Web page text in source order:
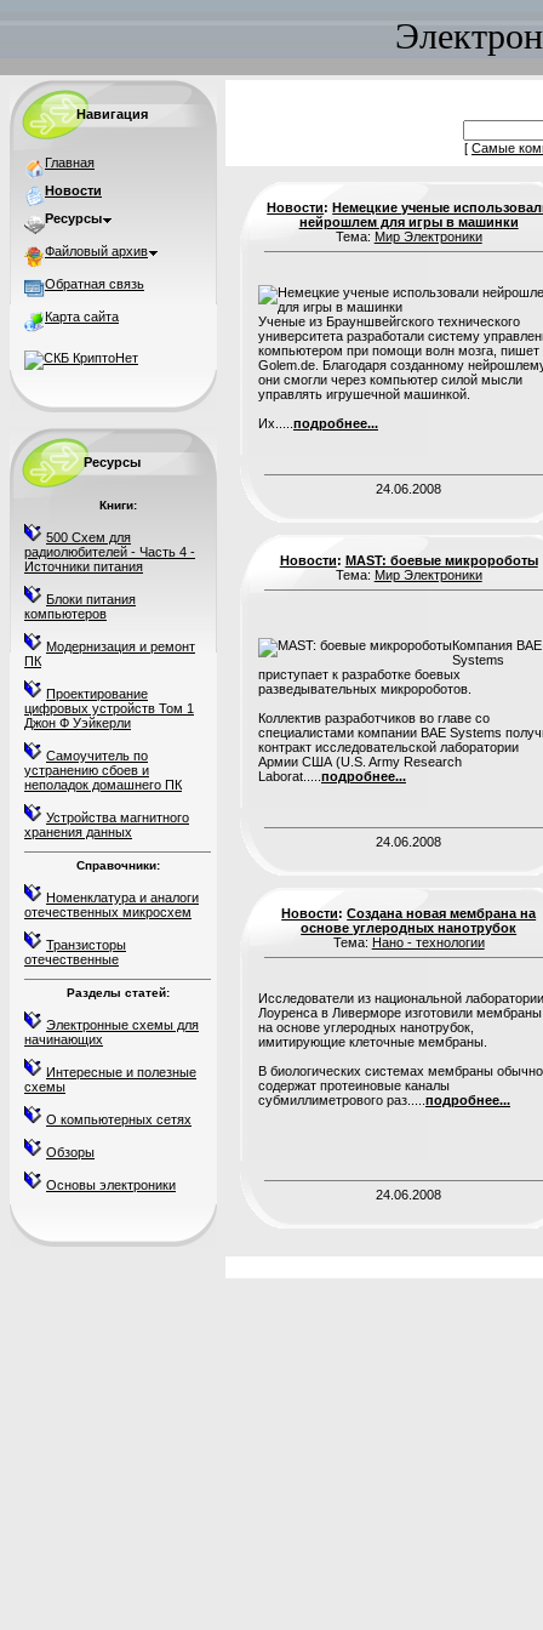
Навигация
Главная
Новости
Ресурсы
Файловый архив
Обратная связь
Карта сайта
Ресурсы
Книги:
500 Схем для
радиолюбителей - Часть 4 -
Источники питания
Блоки питания
компьютеров
Модернизация и ремонт
ПК
Проектирование
цифровых устройств Том 1
Джон Ф Уэйкерли
Самоучитель по
устранению сбоев и
неполадок домашнего ПК
Устройства магнитного
хранения данных
Справочники:
Номенклатура и аналоги
отечественных микросхем
Транзисторы
отечественные
Разделы статей:
Электронные схемы для
начинающих
Интересные и полезные
схемы
О компьютерных сетях
Обзоры
Основы электроники
[ Самые
Новости:Немецкие ученые
нейрошлем для игры в машинки
Тема: Мир Электроники
Ученые из Брауншвейгского технического
университета разработали систему
компьютером при помощи волн мозга, пишет
Golem.de. Благодаря созданному
они смогли через компьютер силой мысли
управлять игрушечной машинкой.
Их..... подробнее...
24.06.2008
Новости: MAST: боевые микророботы
Тема: Мир Электроники
Компания BAE
Systems
приступает к разработке боевых
разведывательных микророботов.
Коллектив разработчиков во главе со
специалистами компании BAE Systems
контракт исследовательской лаборатории
Армии США (U.S. Army Research
Laborat..... подробнее...
24.06.2008
Новости:Создана новая мембрана на
основе углеродных нанотрубок
Тема: Нано - технологии
Исследователи из национальной лаборатории
Лоуренса в Ливерморе изготовили мембраны
на основе углеродных нанотрубок,
имитирующие клеточные мембраны.
В биологических системах мембраны обычно
содержат протеиновые каналы
субмиллиметрового раз..... подробнее...
24.06.2008